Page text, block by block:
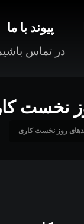
پیوند با ما
در تماس
نخست
روز نخست کاری